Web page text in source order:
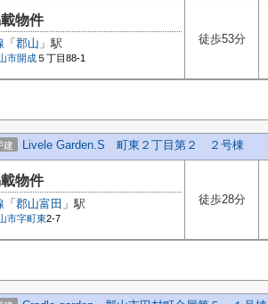
物件
「 郡山 」駅
市開成 ５丁目88-1
徒歩53分
建 Livele Garden.S 町東２丁目第２ ２号棟
物件
「 郡山富田 」駅
市字町東2-7
徒歩28分